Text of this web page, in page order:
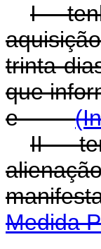
I -
trinta
que
e
II -
Medida